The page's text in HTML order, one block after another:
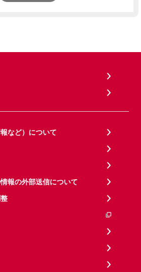
など）について
報の外部送信について